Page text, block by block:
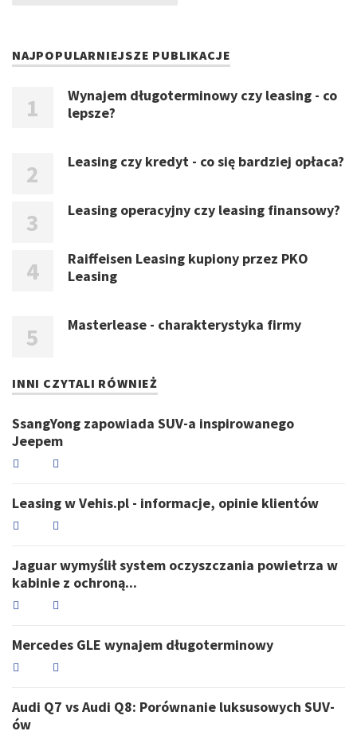
NAJPOPULARNIEJSZE PUBLIKACJE
Wynajem długoterminowy czy leasing - co
lepsze?
Leasing czy kredyt - co się bardziej opłaca?
Leasing operacyjny czy leasing finansowy?
Raiffeisen Leasing kupiony przez PKO
Leasing
Masterlease - charakterystyka firmy
INNI CZYTALI RÓWNIEŻ
SsangYong zapowiada SUV-a inspirowanego
Jeepem
Leasing w Vehis.pl - informacje, opinie klientów
Jaguar wymyślił system oczyszczania powietrza w
kabinie z ochroną...
Mercedes GLE wynajem długoterminowy
Audi Q7 vs Audi Q8: Porównanie luksusowych SUV-
ów